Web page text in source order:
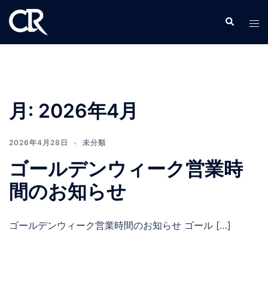
ン
キ
プ
検
ト
月: 2026年4月
2026年4月28日 未分類
ゴールデンウィーク営業時
間のお知らせ
ゴールデンウィーク営業時間のお知らせ ゴール […]